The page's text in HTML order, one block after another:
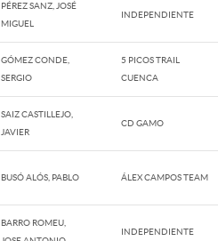
PÉREZ SANZ, JOSÉ
MIGUEL
INDEPENDIENTE
GÓMEZ CONDE,
SERGIO
5 PICOS TRAIL
CUENCA
SAIZ CASTILLEJO,
JAVIER
CD GAMO
BUSÓ ALÓS, PABLO ÁLEX CAMPOS TEAM
BARRO ROMEU,
INDEPENDIENTE